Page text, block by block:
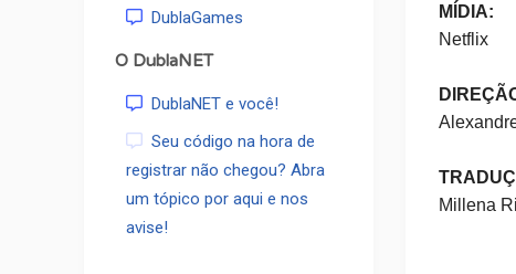
DublaGames
O DublaNET
DublaNET e você!
Seu código na hora de
registrar não chegou? Abra
um tópico por aqui e nos
avise!
MÍDIA:
Netflix
Millena